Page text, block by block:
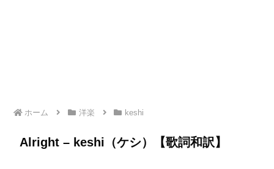
ホーム 洋楽 keshi
Alright – keshi（ケシ）【歌詞和訳】